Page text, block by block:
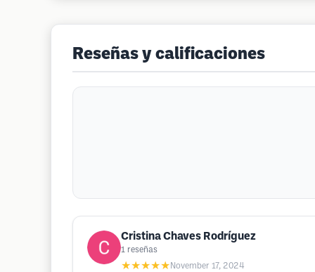
Reseñas y calificaciones
Cristina Chaves Rodríguez
1 reseñas
★★★★★ November 17, 2024